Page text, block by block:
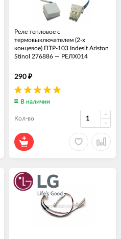
Реле тепловое с
термовыключателем (2-х
концевое) ПТР-103 Indesit Ariston
Stinol 276886 — РЕЛХ014
290 ₽
В наличии
Кол-во